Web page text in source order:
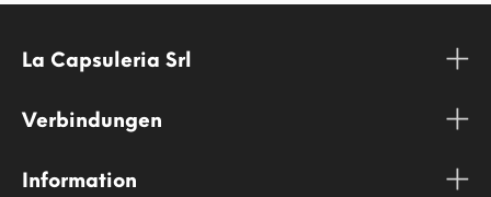
La Capsuleria Srl
Verbindungen
Information